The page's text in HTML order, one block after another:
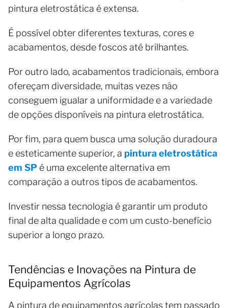
pintura eletrostática é extensa.
É possível obter diferentes texturas, cores e
acabamentos, desde foscos até brilhantes.
Por outro lado, acabamentos tradicionais, embora
ofereçam diversidade, muitas vezes não
conseguem igualar a uniformidade e a variedade
de opções disponíveis na pintura eletrostática.
Por fim, para quem busca uma solução duradoura
e esteticamente superior, a pintura eletrostática
em SP é uma excelente alternativa em
comparação a outros tipos de acabamentos.
Investir nessa tecnologia é garantir um produto
final de alta qualidade e com um custo-benefício
superior a longo prazo.
Tendências e Inovações na Pintura de
Equipamentos Agrícolas
A pintura de equipamentos agrícolas tem passado